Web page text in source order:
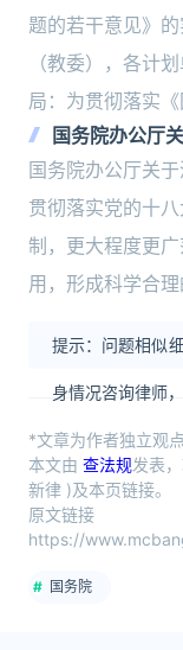
题的若干意见》
（教委），各计
局：为贯彻落实
国务院办公厅
国务院办公厅关
贯彻落实党的十
制，更大程度更
用，形成科学合
提示：问题相似
身情况咨询律师
*文章为作者独立观
本文由 查法规发表
新律 )及本页链接。
原文链接
https://
国务院